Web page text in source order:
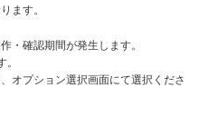
ます。
・確認期間が発生します。
オプション選択画面にて選択くださ